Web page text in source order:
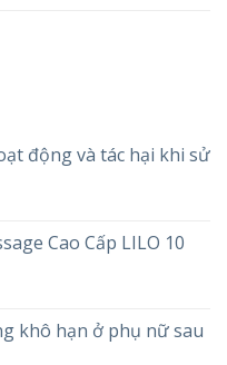
động và tác hại khi sử
Cao Cấp LILO 10
khô hạn ở phụ nữ sau